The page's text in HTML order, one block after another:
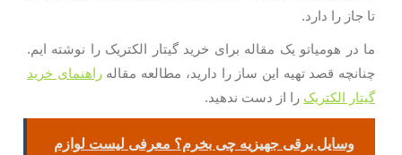
تا جاز را دارد.
ما در هومیاتو یک مقاله برای خرید گیتار الکتریک را نوشته ایم.
چنانچه قصد تهیه این ساز را دارید، مطالعه مقالهراهنمای خرید
گیتار الکتریک را از دست ندهید.
وسایل برقی جهیزیه چی بخرم؟ معرفی لیست لوازم